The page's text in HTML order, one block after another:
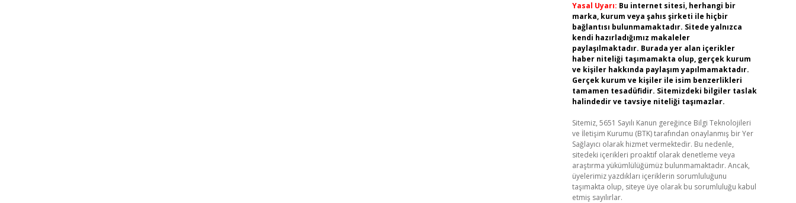
Yasal Uyarı: Bu internet sitesi, herhangi bir
marka, kurum veya şahıs şirketi ile hiçbir
bağlantısı bulunmamaktadır. Sitede yalnızca
kendi hazırladığımız makaleler
paylaşılmaktadır. Burada yer alan içerikler
haber niteliği taşımamakta olup, gerçek kurum
ve kişiler hakkında paylaşım yapılmamaktadır.
Gerçek kurum ve kişiler ile isim benzerlikleri
tamamen tesadüfidir. Sitemizdeki bilgiler taslak
halindedir ve tavsiye niteliği taşımazlar.
Sitemiz, 5651 Sayılı Kanun gereğince Bilgi Teknolojileri
ve İletişim Kurumu (BTK) tarafından onaylanmış bir Yer
Sağlayıcı olarak hizmet vermektedir. Bu nedenle,
sitedeki içerikleri proaktif olarak denetleme veya
araştırma yükümlülüğümüz bulunmamaktadır. Ancak,
üyelerimiz yazdıkları içeriklerin sorumluluğunu
taşımakta olup, siteye üye olarak bu sorumluluğu kabul
etmiş sayılırlar.